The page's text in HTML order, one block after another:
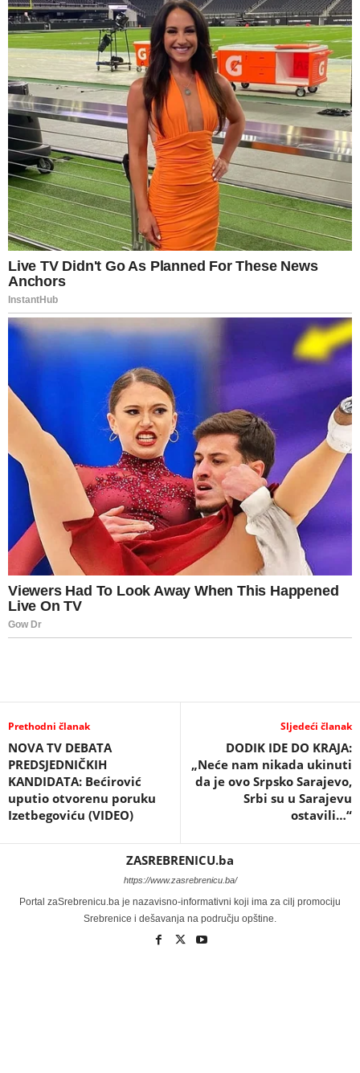
Prethodni članak
NOVA TV DEBATA
PREDSJEDNIČKIH
KANDIDATA: Bećirović
uputio otvorenu poruku
Izetbegoviću (VIDEO)
Sljedeći članak
DODIK IDE DO KRAJA:
„Neće nam nikada ukinuti
da je ovo Srpsko Sarajevo,
Srbi su u Sarajevu
ostavili…“
ZASREBRENICU.ba
https://www.zasrebrenicu.ba/
Portal zaSrebrenicu.ba je nazavisno-informativni koji ima za cilj promociju
Srebrenice i dešavanja na području opštine.